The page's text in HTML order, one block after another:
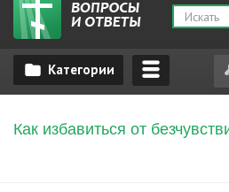
Как избавиться от